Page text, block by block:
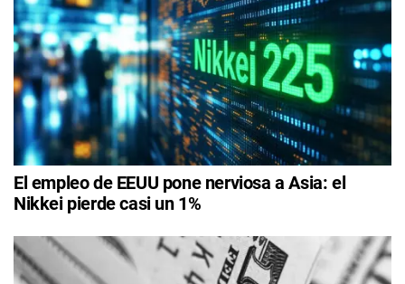
El empleo de EEUU pone nerviosa a Asia: el
Nikkei pierde casi un 1%